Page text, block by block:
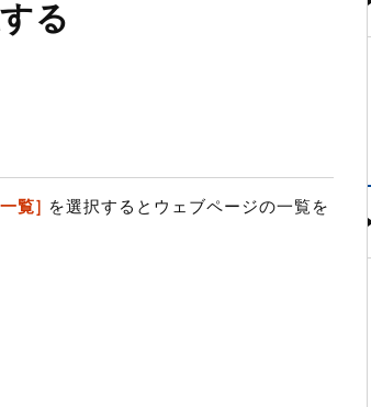
る
覧]
を選択するとウェブページの一覧を